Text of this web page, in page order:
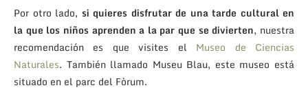
Por otro lado, si quieres disfrutar de una tarde cultural en
la que los niños aprenden a la par que se divierten, nuestra
recomendación es que visites el Museo de Ciencias
Naturales. También llamado Museu Blau, este museo está
situado en el parc del Fòrum.